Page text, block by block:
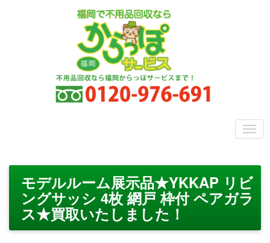
モデルルーム展示品★YKKAP リビ
ングサッシ 4枚 網戸 枠付 ペアガラ
ス★買取いたしました！